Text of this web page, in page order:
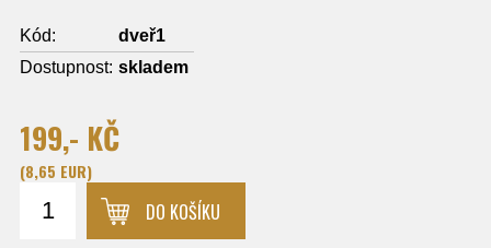
Kód:
dveř1
Dostupnost: skladem
199,- KČ
(8,65 EUR)
DO KOŠÍKU